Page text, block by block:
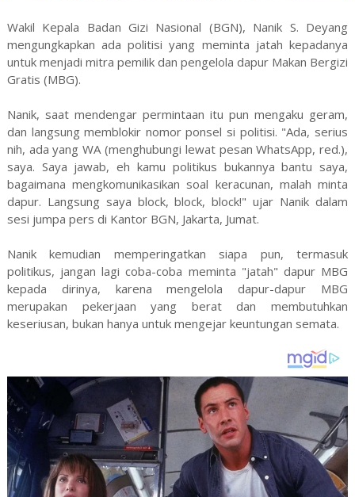
Wakil Kepala Badan Gizi Nasional (BGN), Nanik S. Deyang
mengungkapkan ada politisi yang meminta jatah kepadanya
untuk menjadi mitra pemilik dan pengelola dapur Makan Bergizi
Gratis (MBG).
Nanik, saat mendengar permintaan itu pun mengaku geram,
dan langsung memblokir nomor ponsel si politisi. "Ada, serius
nih, ada yang WA (menghubungi lewat pesan WhatsApp, red.),
saya. Saya jawab, eh kamu politikus bukannya bantu saya,
bagaimana mengkomunikasikan soal keracunan, malah minta
dapur. Langsung saya block, block, block!" ujar Nanik dalam
sesi jumpa pers di Kantor BGN, Jakarta, Jumat.
Nanik kemudian memperingatkan siapa pun, termasuk
politikus, jangan lagi coba-coba meminta "jatah" dapur MBG
kepada dirinya, karena mengelola dapur-dapur MBG
merupakan pekerjaan yang berat dan membutuhkan
keseriusan, bukan hanya untuk mengejar keuntungan semata.